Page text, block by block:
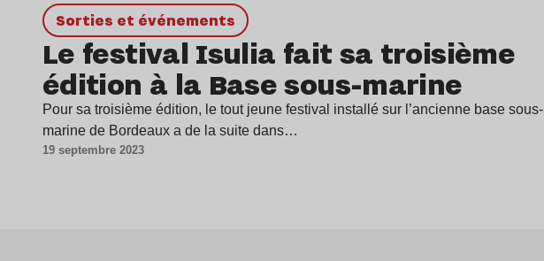
Sorties et événements
Le festival Isulia fait sa troisième
édition à la Base sous-marine
Pour sa troisième édition, le tout jeune festival installé sur l’ancienne base sous-
marine de Bordeaux a de la suite dans…
19 septembre 2023